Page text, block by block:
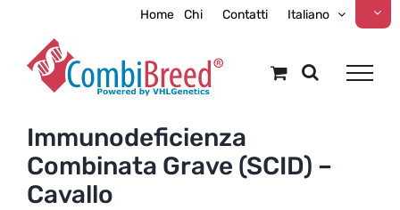
content
Home Chi Contatti Italiano
Immunodeficienza
Combinata Grave (SCID) –
Cavallo